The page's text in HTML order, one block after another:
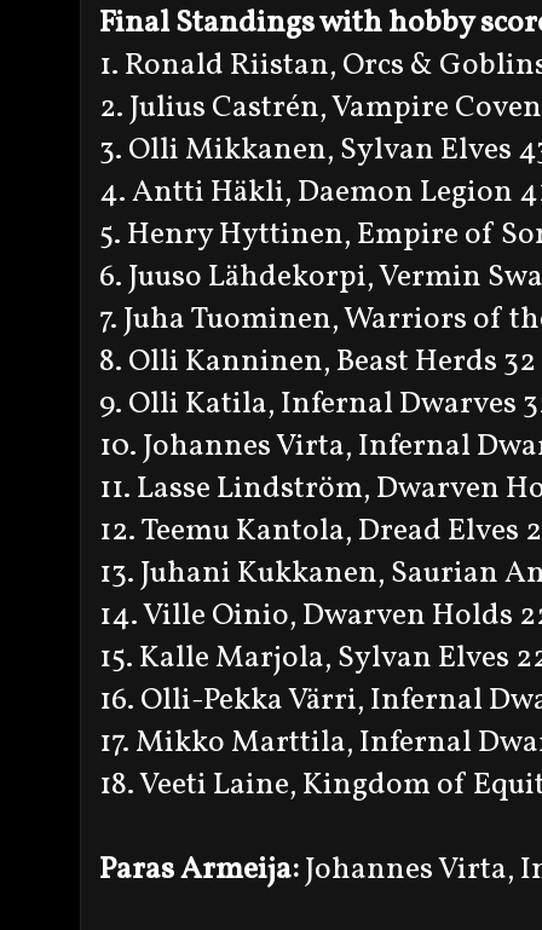
Final Standings with hobby
1. Ronald Riistan, Orcs &
2. Julius Castrén, Vampire
3. Olli Mikkanen, Sylvan Elves
4. Antti Häkli, Daemon Legion
5. Henry Hyttinen, Empire of
6. Juuso Lähdekorpi, Vermin
7. Juha Tuominen, Warriors of
8. Olli Kanninen, Beast Herds 32
9. Olli Katila, Infernal Dwarves
10. Johannes Virta, Infernal
11. Lasse Lindström, Dwarven
12. Teemu Kantola, Dread Elves
13. Juhani Kukkanen, Saurian
14. Ville Oinio, Dwarven Holds
15. Kalle Marjola, Sylvan Elves
16. Olli-Pekka Värri, Infernal
17. Mikko Marttila, Infernal
18. Veeti Laine, Kingdom of
Paras Armeija:Johannes Virta,